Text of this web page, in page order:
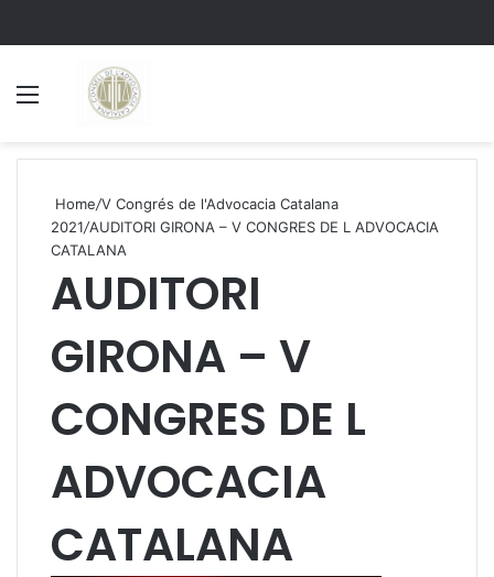
Home/V Congrés de l'Advocacia Catalana
2021/AUDITORI GIRONA – V CONGRES DE L ADVOCACIA
CATALANA
AUDITORI
GIRONA – V
CONGRES DE L
ADVOCACIA
CATALANA